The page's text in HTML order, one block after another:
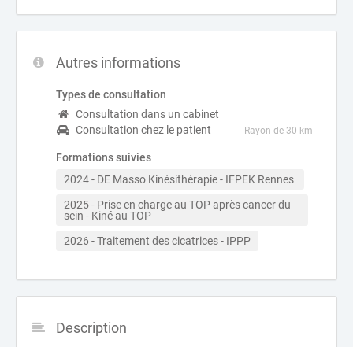
Autres informations
Types de consultation
Consultation dans un cabinet
Consultation chez le patient
Rayon de 30 km
Formations suivies
2024 - DE Masso Kinésithérapie - IFPEK Rennes
2025 - Prise en charge au TOP après cancer du
sein - Kiné au TOP
2026 - Traitement des cicatrices - IPPP
Description